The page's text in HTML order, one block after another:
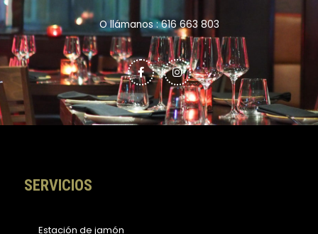
O llámanos : 616 663 803
a
c
e
b
o
o
k
I
n
s
t
a
g
r
a
SERVICIOS
Estación de jamón